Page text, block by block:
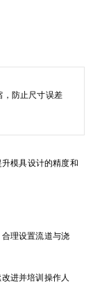
，防止尺寸误差
模具设计的精度和
理设置流道与浇
进并培训操作人